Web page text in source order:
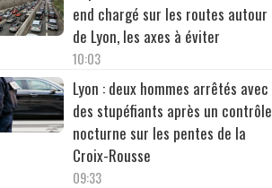
end chargé sur les routes autour
de Lyon, les axes à éviter
10:03
Lyon : deux hommes arrêtés avec
des stupéfiants après un contrôle
nocturne sur les pentes de la
Croix-Rousse
09:33